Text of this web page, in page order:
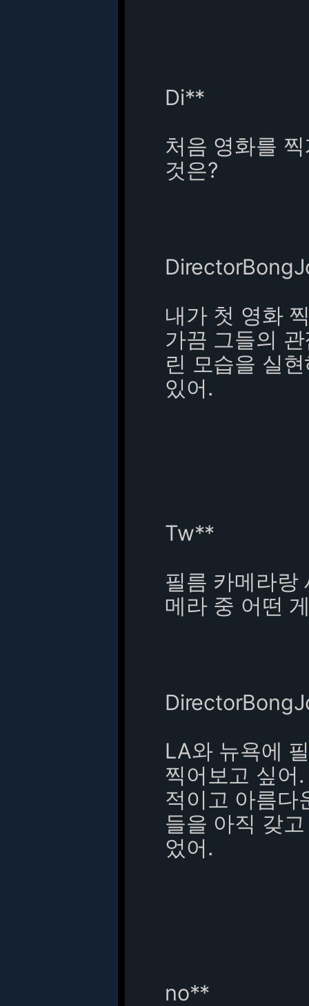
Di**
처음 영화를
것은?
내가 첫 영화
가끔 그들의
린 모습을 실
있어.
Tw**
필름 카메라랑
메라 중 어떤
LA와 뉴욕에
찍어보고 싶어
적이고 아름다
들을 아직 갖
었어.
no**